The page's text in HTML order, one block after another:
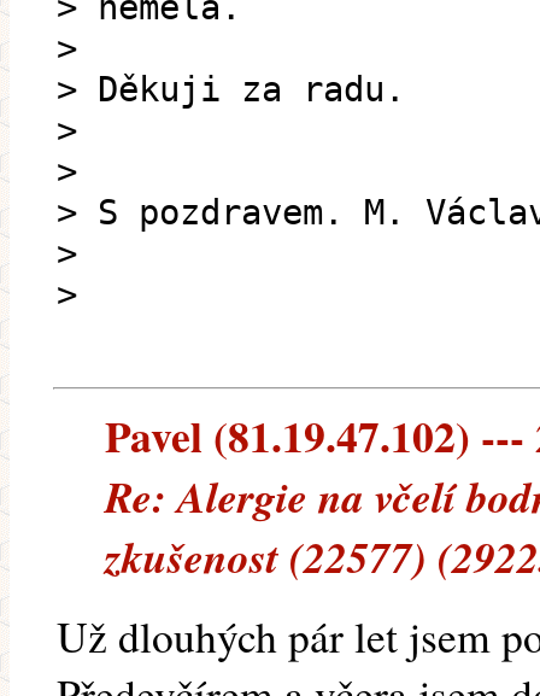
>
> Děkuji za radu.
>
>
> S pozdravem. M.
>
>
Pavel (81.19.47.102) ---
Re: Alergie na včelí
zkušenost (22577)
Už dlouhých pár let jsem